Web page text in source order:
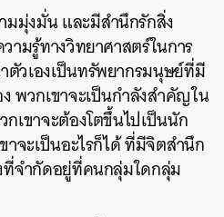
มมุ่งมั่น และมีสำนึกรักสิ่ง
มรู้ทางวิทยาศาสตร์ในการ
วเองเป็นทรัพยากรมนุษย์ที่มี
พวกเขาจะเป็นกำลังสำคัญใน
เขาจะต้องโตขึ้นไปเป็นนัก
จะเป็นอะไรก็ได้ ที่มีจิตสำนึก
ที่จำกัดอยู่ที่คนกลุ่มใดกลุ่ม